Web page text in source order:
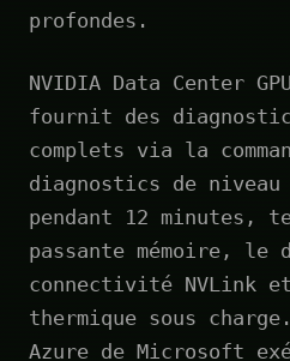
profondes.
NVIDIA Data Center
fournit des
complets via la
diagnostics de
pendant 12 minutes,
passante mémoire, le
connectivité NVLink
thermique sous
Azure de Microsoft